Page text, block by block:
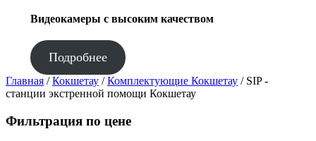
Видеокамеры с высоким качеством
Подробнее
Главная /Кокшетау /Комплектующие Кокшетау / SIP -
станции экстренной помощи Кокшетау
Фильтрация по цене